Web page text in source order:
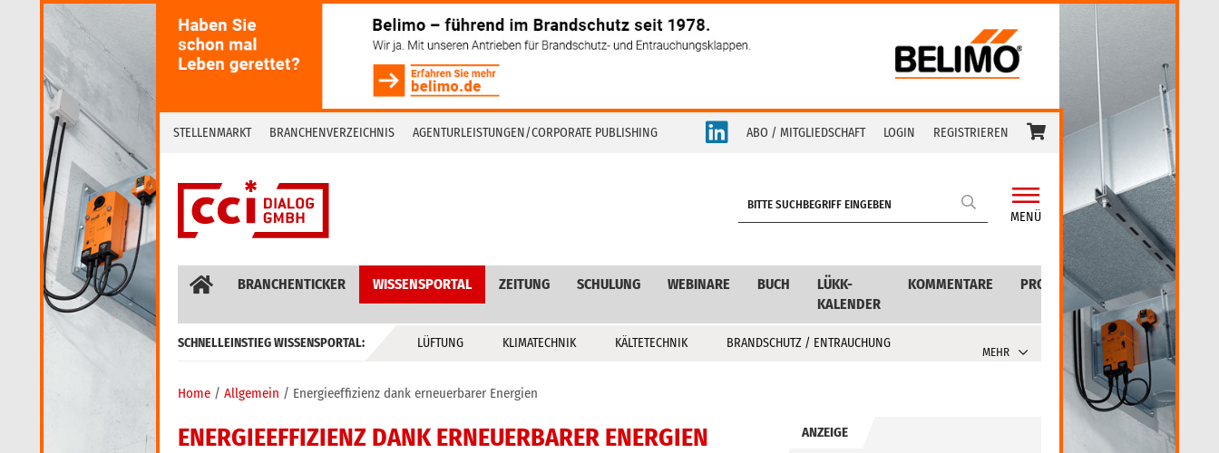
to
content
STELLENMARKT BRANCHENVERZEICHNIS AGENTURLEISTUNGEN/CORPORATE PUBLISHING ABO / MITGLIEDSCHAFT LOGIN REGISTRIEREN
MENÜ
BRANCHENTICKER WISSENSPORTAL ZEITUNG SCHULUNG WEBINARE BUCH
LÜKK-
KALENDER
KOMMENTARE PRODUKTE
SCHNELLEINSTIEG WISSENSPORTAL: LÜFTUNG KLIMATECHNIK KÄLTETECHNIK BRANDSCHUTZ / ENTRAUCHUNG
MEHR
Home Allgemein Energieeffizienz dank erneuerbarer Energien
ENERGIEEFFIZIENZ DANK ERNEUERBARER ENERGIEN ANZEIGE